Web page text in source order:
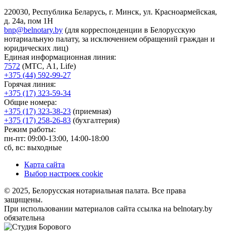
220030, Республика Беларусь, г. Минск, ул. Красноармейская,
д. 24а, пом 1Н
bnp@belnotary.by (для корреспонденции в Белорусскую
нотариальную палату, за исключением обращений граждан и
юридических лиц)
Единая информационная линия:
7572 (МТС, A1, Life)
+375 (44) 592-99-27
Горячая линия:
+375 (17) 323-59-34
Общие номера:
+375 (17) 323-38-23 (приемная)
+375 (17) 258-26-83 (бухгалтерия)
Режим работы:
пн-пт: 09:00-13:00, 14:00-18:00
сб, вс: выходные
Карта сайта
Выбор настроек cookie
© 2025, Белорусская нотариальная палата. Все права
защищены.
При использовании материалов сайта ссылка на belnotary.by
обязательна